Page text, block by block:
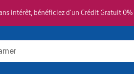
intérêt, bénéficiez d'un Crédit Gratuit